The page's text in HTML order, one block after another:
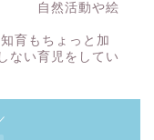
や絵
と加
育児をしてい